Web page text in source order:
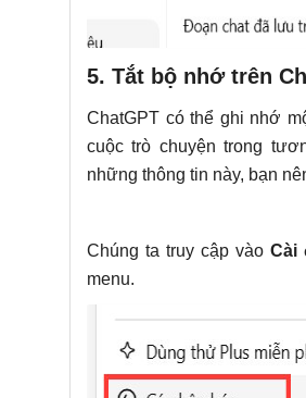
5. Tắt bộ nhớ trên
ChatGPT có thể ghi nhớ
cuộc trò chuyện trong
những thông tin này, bạn
Chúng ta truy cập vàoCài
menu.